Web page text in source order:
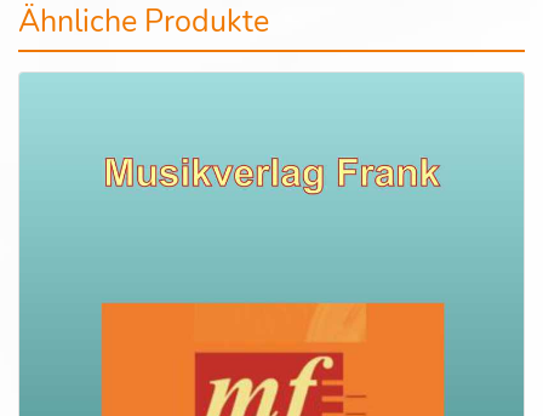
Ähnliche Produkte